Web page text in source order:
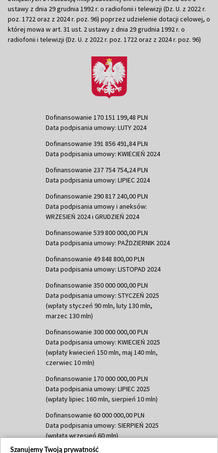
ustawy z dnia 29 grudnia 1992 r. o radiofonii i telewizji (Dz. U. z 2022 r.
poz. 1722 oraz z 2024 r. poz. 96) poprzez udzielenie dotacji celowej, o
której mowa w art. 31 ust. 2 ustawy z dnia 29 grudnia 1992 r. o
radiofonii i telewizji (Dz. U. z 2022 r. poz. 1722 oraz z 2024 r. poz. 96)
Dofinansowanie 170 151 199,48 PLN
Data podpisania umowy: LUTY 2024
Dofinansowanie 391 856 491,84 PLN
Data podpisania umowy: KWIECIEŃ 2024
Dofinansowanie 237 754 754,24 PLN
Data podpisania umowy: LIPIEC 2024
Dofinansowanie 290 817 240,00 PLN
Data podpisania umowy i aneksów:
WRZESIEŃ 2024 i GRUDZIEŃ 2024
Dofinansowanie 539 800 000,00 PLN
Data podpisania umowy: PAŹDZIERNIK 2024
Dofinansowanie 49 848 800,00 PLN
Data podpisania umowy: LISTOPAD 2024
Dofinansowanie 350 000 000,00 PLN
Data podpisania umowy: STYCZEŃ 2025
(wpłaty styczeń 90 mln, luty 130 mln,
marzec 130 mln)
Dofinansowanie 300 000 000,00 PLN
Data podpisania umowy: KWIECIEŃ 2025
(wpłaty kwiecień 150 mln, maj 140 mln,
czerwiec 10 mln)
Dofinansowanie 170 000 000,00 PLN
Data podpisania umowy: LIPIEC 2025
(wpłaty lipiec 160 mln, sierpień 10 mln)
Dofinansowanie 60 000 000,00 PLN
Data podpisania umowy: SIERPIEŃ 2025
(wpłata wrzesień 60 mln)
Szanujemy Twoją prywatność